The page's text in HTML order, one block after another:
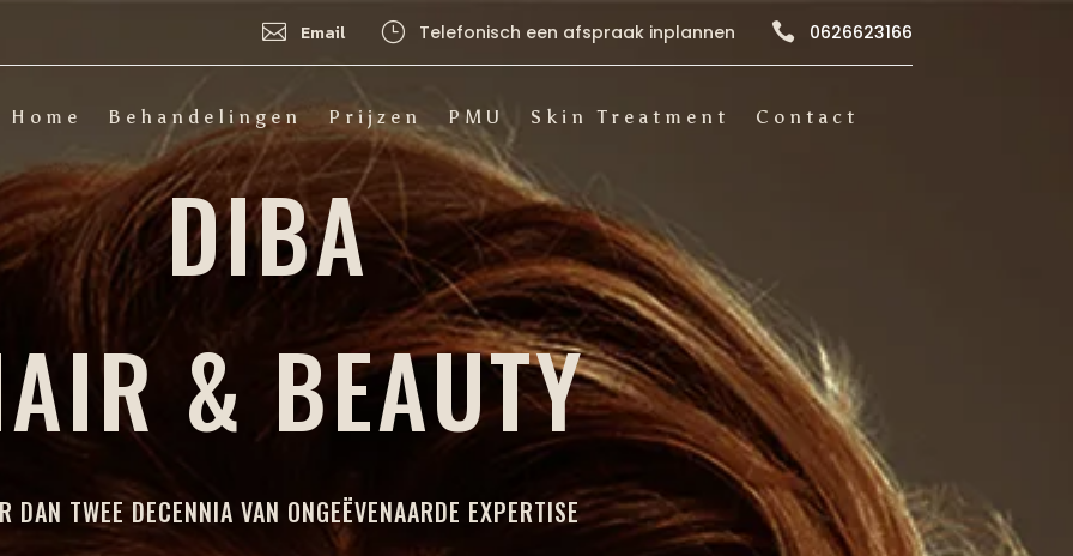
 Email } Telefonisch een afspraak inplannen  0626623166
Home Behandelingen Prijzen PMU Skin Treatment Contact
DIBA
& BEAUTY
DAN TWEE DECENNIA VAN ONGEËVENAARDE EXPERTISE